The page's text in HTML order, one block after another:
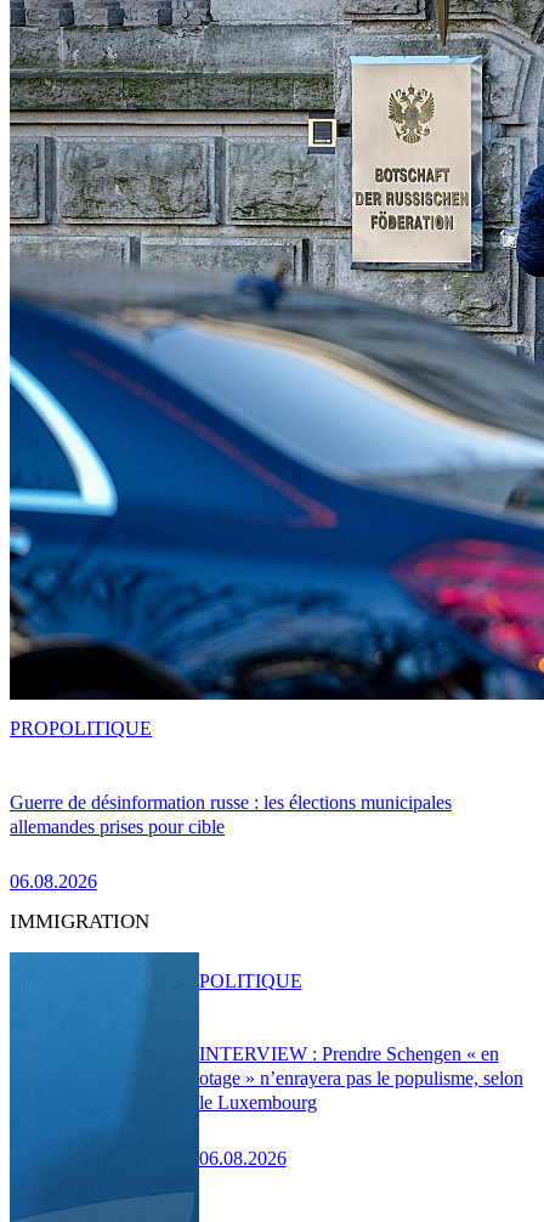
Guerre de désinformation russe : les élections municipales
allemandes prises pour cible
06.08.2026
PROPOLITIQUE
IMMIGRATION
INTERVIEW : Prendre Schengen « en
otage » n’enrayera pas le populisme, selon
le Luxembourg
06.08.2026
POLITIQUE